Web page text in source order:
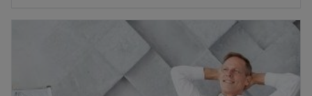
chúng ta tin rằng mình có siêu năng lực và có thể làm
nhiều việc cùng một lúc.
4 Nguyên tắc tỉnh thức để thay đổi khả năng
Trước đây có một sự ngộ nhận đã được lan truyền giữa các
chuyên gia đó là ngộ nhận về đa nhiệm. Nguồn gốc không
rõ từ đâu, nhưng một số người cho rằng nó được sinh ra từ